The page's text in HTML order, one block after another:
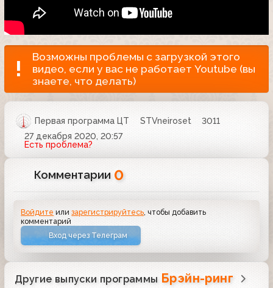
Возможны проблемы с загрузкой этого
видео, если у вас не работает Youtube (вы
знаете, что делать)
Первая программа ЦТ STVneiroset
3011
27 декабря 2020, 20:57
Есть проблема?
Комментарии 0
Войдите илизарегистрируйтесь , чтобы добавить
комментарий
Вход через Телеграм
Другие выпуски программы Брэйн-ринг